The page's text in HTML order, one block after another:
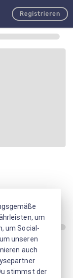
Registrieren
um
um Social-
unseren
auch
stimmst der